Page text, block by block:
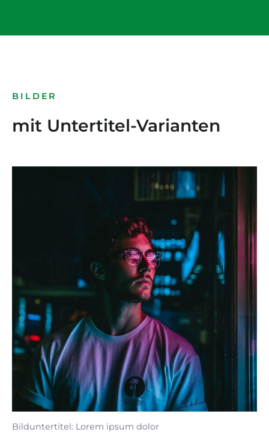
BILDER
mit Untertitel-Varianten
Bilduntertitel: Lorem ipsum dolor